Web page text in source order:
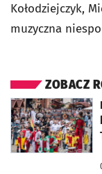
Kołodziejczyk,
muzyczna
ZOBACZ
otworzy się w nowej